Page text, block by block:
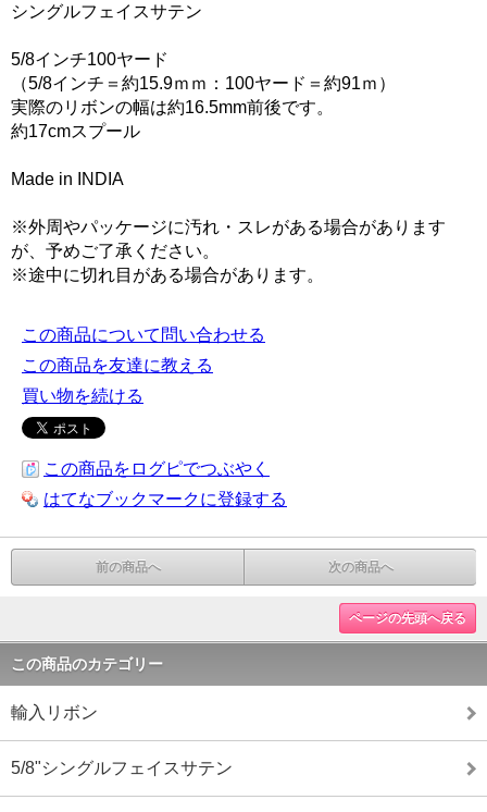
シングルフェイスサテン
5/8インチ100ヤード
（5/8インチ＝約15.9ｍｍ：100ヤード＝約91ｍ）
実際のリボンの幅は約16.5mm前後です。
約17cmスプール
Made in INDIA
※外周やパッケージに汚れ・スレがある場合があります
が、予めご了承ください。
※途中に切れ目がある場合があります。
この商品について問い合わせる
この商品を友達に教える
買い物を続ける
この商品をログピでつぶやく
はてなブックマークに登録する
前の商品へ 次の商品へ
ページの先頭へ戻る
この商品のカテゴリー
輸入リボン
5/8"シングルフェイスサテン